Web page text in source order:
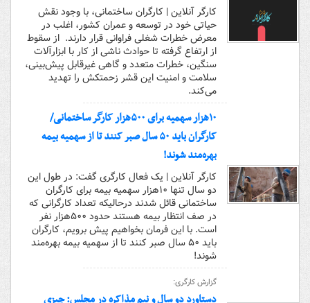
کارگر آنلاین | کارگران ساختمانی، با وجود نقش
حیاتی خود در توسعه و عمران کشور، اغلب در
معرض خطرات شغلی فراوانی قرار دارند. از سقوط
از ارتفاع گرفته تا حوادث ناشی از کار با ابزارآلات
سنگین، خطرات متعدد و گاهی غیرقابل پیش‌بینی،
سلامت و امنیت این قشر زحمتکش را تهدید
می‌کند.
۱۰هزار سهمیه برای ۵۰۰هزار کارگر ساختمانی/
کارگران باید ۵۰ سال صبر کنند تا از سهمیه بیمه
بهره‌مند شوند!
کارگر آنلاین | یک فعال کارگری گفت: در طول این
دو سال تنها ۱۰هزار سهمیه بیمه برای کارگران
ساختمانی قائل شدند درحالیکه تعداد کارگرانی که
در صف انتظار بیمه هستند حدود ۵۰۰هزار نفر
است. با این فرمان بخواهیم پیش برویم، کارگران
باید ۵۰ سال صبر کنند تا از سهمیه بیمه بهره‌مند
شوند!
گزارش کارگری: